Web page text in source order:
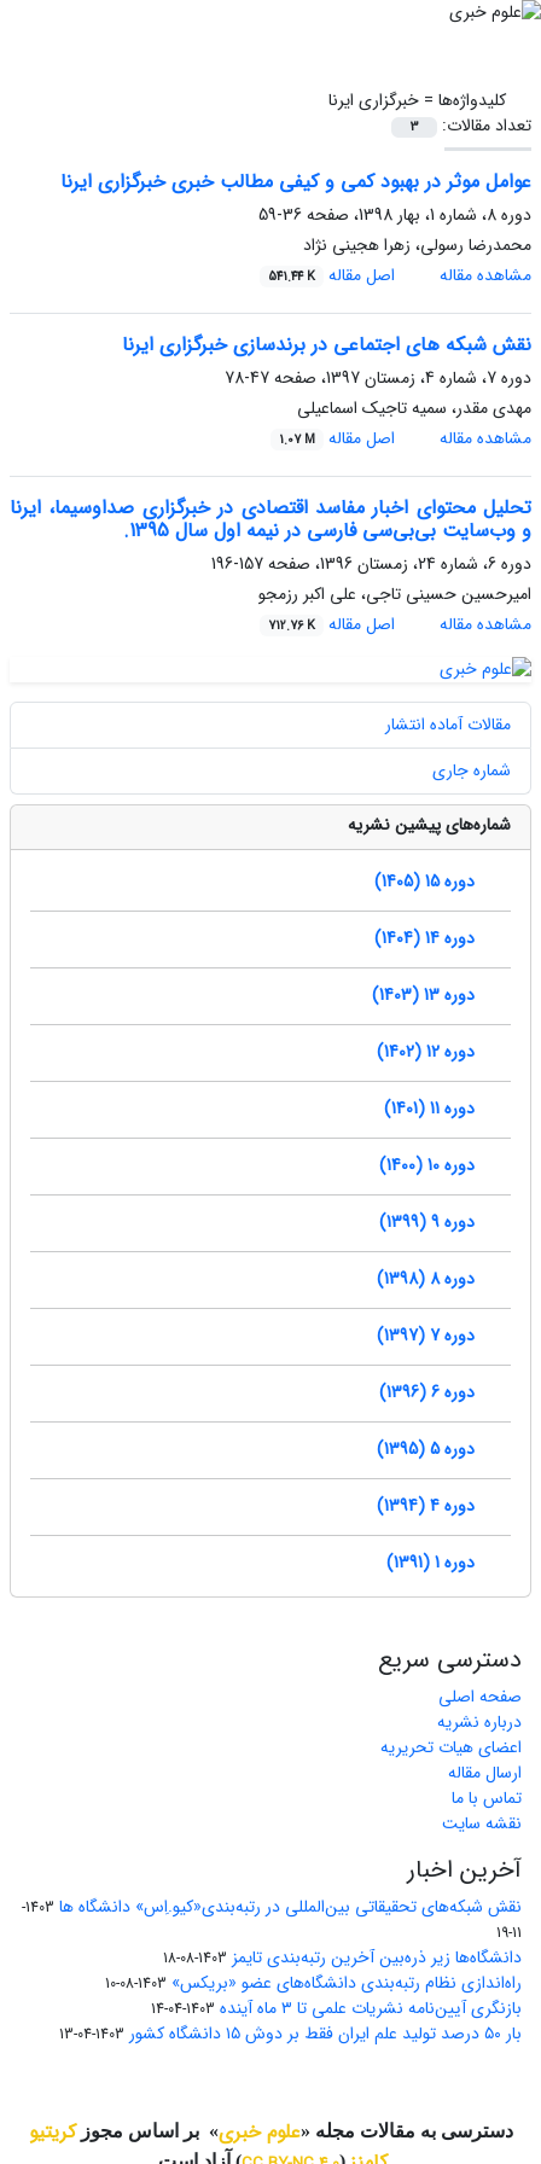
کلیدواژه‌ها =خبرگزاری ایرنا
تعداد مقالات:
3
عوامل موثر در بهبود کمی و کیفی مطالب خبری خبرگزاری ایرنا
دوره 8، شماره 1، بهار 1398، صفحه
36-59
محمدرضا رسولی، زهرا هجینی نژاد
مشاهده مقاله
اصل مقاله 541.44 K
نقش شبکه های اجتماعی در برندسازی خبرگزاری ایرنا
دوره 7، شماره 4، زمستان 1397، صفحه
47-78
مهدی مقدر، سمیه تاجیک اسماعیلی
مشاهده مقاله
اصل مقاله 1.07 M
تحلیل محتوای اخبار مفاسد اقتصادی در خبرگزاری صداوسیما، ایرنا
و وب‌سایت بی‌بی‌سی فارسی در نیمه اول سال 1395.
دوره 6، شماره 24، زمستان 1396، صفحه
157-196
امیرحسین حسینی تاجی، علی اکبر رزمجو
مشاهده مقاله
اصل مقاله 712.76 K
مقالات آماده انتشار
شماره جاری
شماره‌های پیشین نشریه
دوره 15 (1405)
دوره 14 (1404)
دوره 13 (1403)
دوره 12 (1402)
دوره 11 (1401)
دوره 10 (1400)
دوره 9 (1399)
دوره 8 (1398)
دوره 7 (1397)
دوره 6 (1396)
دوره 5 (1395)
دوره 4 (1394)
دوره 1 (1391)
دسترسی سریع
صفحه اصلی
درباره نشریه
اعضای هیات تحریریه
ارسال مقاله
تماس با ما
نقشه سایت
آخرین اخبار
نقش شبکه‌های تحقیقاتی بین‌المللی در رتبه‌بندی«کیو.اِس» دانشگاه ها
1403-
11-19
دانشگاه‌ها زیر ذره‌بین آخرین رتبه‌بندی تایمز 1403-08-18
راه‌اندازی نظام رتبه‌بندی دانشگاه‌‌های عضو «بریکس» 1403-08-10
بازنگری آیین‌نامه نشریات علمی تا ۳ ماه آینده 1403-04-14
بار ۵۰ درصد تولید علم ایران فقط بر دوش ۱۵ دانشگاه کشور 1403-04-13
دسترسی به مقالات مجله «علوم خبری» بر اساس مجوزکریتیو